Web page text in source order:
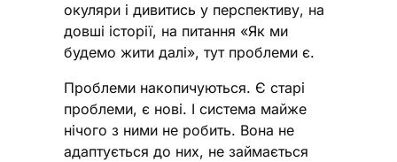
окуляри і дивитись у перспективу, на
довші історії, на питання «Як ми
будемо жити далі», тут проблеми є.
Проблеми накопичуються. Є старі
проблеми, є нові. І система майже
нічого з ними не робить. Вона не
адаптується до них, не займається